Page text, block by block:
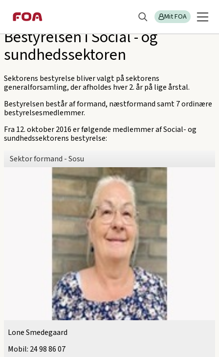
til
hovedindhold
til
hovedmenu
Søg Mit FOA
Sektions
menu
FOA Silkeborg-Skanderborg
Bestyrelsen i Social - og
sundhedssektoren
Sektorens bestyrelse bliver valgt på sektorens
generalforsamling, der afholdes hver 2. år på lige årstal.
Bestyrelsen består af formand, næstformand samt 7 ordinære
bestyrelsesmedlemmer.
Fra 12. oktober 2016 er følgende medlemmer af Social- og
sundhedssektorens bestyrelse:
Sektor formand - Sosu
Lone Smedegaard
Mobil: 24 98 86 07